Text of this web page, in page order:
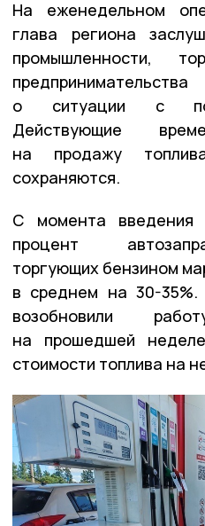
На еженедельном
глава региона
промышленности,
о ситуации с
Действующие
на продажу
сохраняются.
С момента введения
процент
торгующих бензином
в среднем на 30-
возобновили
на прошедшей
стоимости топлива на